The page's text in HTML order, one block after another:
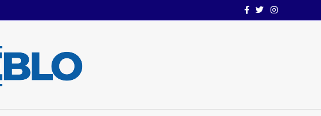
Facebook
TwitterInstagram